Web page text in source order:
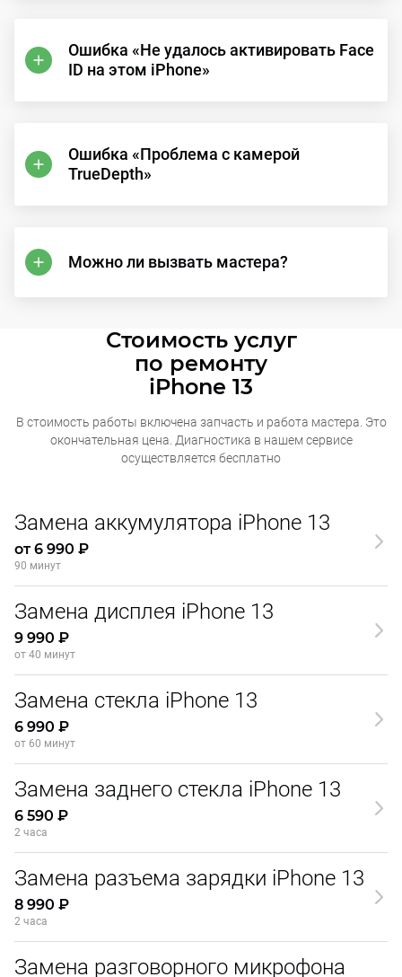
Ошибка «Не удалось активировать Face
ID на этом iPhone»
Ошибка «Проблема с камерой
TrueDepth»
Можно ли вызвать мастера?
Стоимость услуг
по ремонту
iPhone 13
В стоимость работы включена запчасть и работа мастера. Это
окончательная цена. Диагностика в нашем сервисе
осуществляется бесплатно
Замена аккумулятора iPhone 13
от 6 990 ₽
90 минут
Замена дисплея iPhone 13
9 990 ₽
от 40 минут
Замена стекла iPhone 13
6 990 ₽
от 60 минут
Замена заднего стекла iPhone 13
6 590 ₽
2 часа
Замена разъема зарядки iPhone 13
8 990 ₽
2 часа
Замена разговорного микрофона